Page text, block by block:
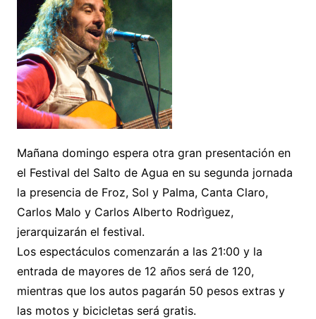
Mañana domingo espera otra gran presentación en
el Festival del Salto de Agua en su segunda jornada
la presencia de Froz, Sol y Palma, Canta Claro,
Carlos Malo y Carlos Alberto Rodrìguez,
jerarquizarán el festival.
Los espectáculos comenzarán a las 21:00 y la
entrada de mayores de 12 años será de 120,
mientras que los autos pagarán 50 pesos extras y
las motos y bicicletas será gratis.